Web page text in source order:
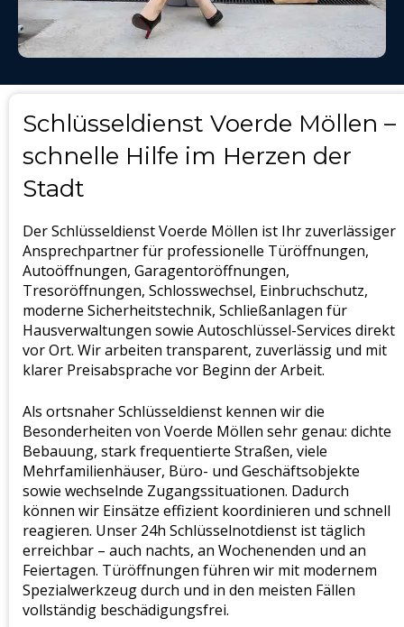
Schlüsseldienst Voerde Möllen –
schnelle Hilfe im Herzen der
Stadt
Der Schlüsseldienst Voerde Möllen ist Ihr zuverlässiger
Ansprechpartner für professionelle Türöffnungen,
Autoöffnungen, Garagentoröffnungen,
Tresoröffnungen, Schlosswechsel, Einbruchschutz,
moderne Sicherheitstechnik, Schließanlagen für
Hausverwaltungen sowie Autoschlüssel-Services direkt
vor Ort. Wir arbeiten transparent, zuverlässig und mit
klarer Preisabsprache vor Beginn der Arbeit.
Als ortsnaher Schlüsseldienst kennen wir die
Besonderheiten von Voerde Möllen sehr genau: dichte
Bebauung, stark frequentierte Straßen, viele
Mehrfamilienhäuser, Büro- und Geschäftsobjekte
sowie wechselnde Zugangssituationen. Dadurch
können wir Einsätze effizient koordinieren und schnell
reagieren. Unser 24h Schlüsselnotdienst ist täglich
erreichbar – auch nachts, an Wochenenden und an
Feiertagen. Türöffnungen führen wir mit modernem
Spezialwerkzeug durch und in den meisten Fällen
vollständig beschädigungsfrei.